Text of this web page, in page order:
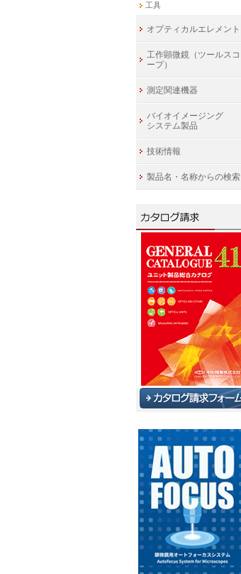
工具
オプティカルエレメント
工作顕微鏡（ツールスコ
ープ）
測定関連機器
バイオイメージング
システム製品
技術情報
製品名・名称からの検索